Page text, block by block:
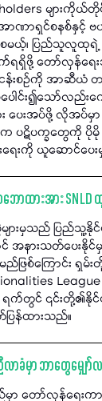
များကိုယ်
အာဏာရှင်စနစ်နှင့်
စေမယ့်၊ ပြည်သူ
ရရှိဖို့ တော်လှန်ရေး
းစဥ်ကို အာဆီယံ တစ်
ပေါင်း၍သော်လည်
း ပေးအပ်ဖို့ လိုအပ်
ဋိပက္ခတွေကို ပိုမို ပြ
းရေးကို ယူဆောင်ပေ
ာထားအား SNLD
ားမှသည် ပြည်သူ့နိုင်
ားသတ်ပေးနိုင်မှသ
ြစ်ကြောင်း ရှမ်းတို
တွင် ၎င်းတို့၏နိုင်
ြန်ထားသည်။
ခံမှာ ဘာတွေမျှော်
တော်လှန်ရေးကာ